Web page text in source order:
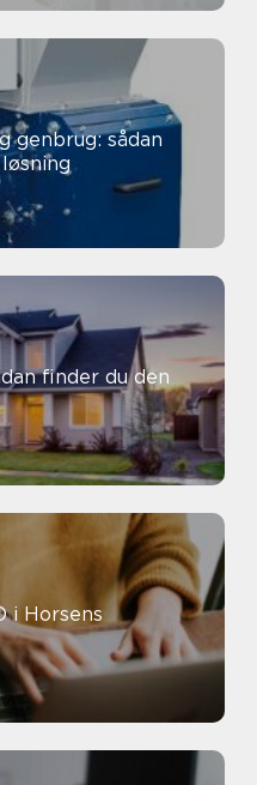
genbrug: sådan
finder du den
i Horsens